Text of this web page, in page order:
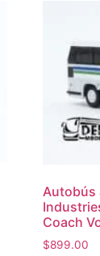
Autobús
Coach
$899.00